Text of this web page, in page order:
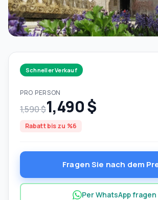
Schneller Verkauf
PRO PERSON
1,590 $1,490 $
Rabatt bis zu %6
Fragen Sie nach dem
Per WhatsApp fragen